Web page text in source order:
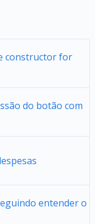
constructor for
do botão com
entender o